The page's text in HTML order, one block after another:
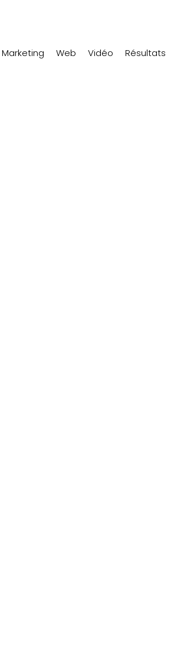
Marketing Web Vidéo Résultats